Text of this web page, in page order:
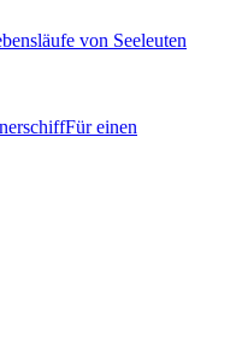
von Seeleuten
Für einen